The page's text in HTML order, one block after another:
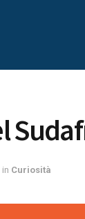
in Curiosità